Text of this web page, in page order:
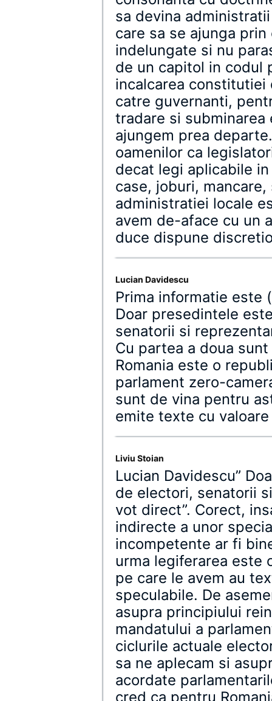
sa devina
care sa se ajunga
indelungate si nu
de un capitol in codul
incalcarea constitutiei
catre guvernanti,
tradare si subminarea
ajungem prea
oamenilor ca
decat legi aplicabile
case, joburi,
administratiei locale
avem de-aface cu un
duce dispune
Lucian Davidescu
Prima informatie este
Doar presedintele
senatorii si
Cu partea a doua
Romania este o
parlament zero-
sunt de vina pentru
emite texte cu
Liviu Stoian
Lucian Davidescu”
de electori, senatorii
vot direct”. Corect,
indirecte a unor
incompetente ar fi
urma legiferarea este
pe care le avem au
speculabile. De
asupra principiului
mandatului a
ciclurile actuale
sa ne aplecam si
acordate
cred ca pentru